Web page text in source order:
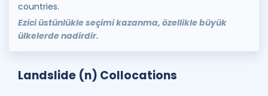
countries.
Ezici üstünlükle seçimi kazanma, özellikle büyük
ülkelerde nadirdir.
Landslide (n) Collocations